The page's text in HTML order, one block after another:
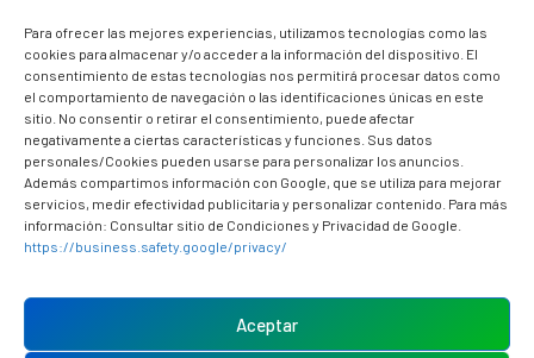
Para ofrecer las mejores experiencias, utilizamos tecnologías como las
cookies para almacenar y/o acceder a la información del dispositivo. El
consentimiento de estas tecnologías nos permitirá procesar datos como
el comportamiento de navegación o las identificaciones únicas en este
sitio. No consentir o retirar el consentimiento, puede afectar
negativamente a ciertas características y funciones. Sus datos
personales/Cookies pueden usarse para personalizar los anuncios.
Además compartimos información con Google, que se utiliza para mejorar
servicios, medir efectividad publicitaria y personalizar contenido. Para más
información: Consultar sitio de Condiciones y Privacidad de Google.
https://business.safety.google/privacy/
Aceptar
Dudas y consultas
Política de cookies (UE)